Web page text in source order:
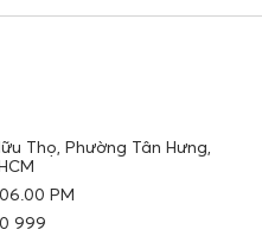
Thọ, Phường Tân Hưng,
PM
999